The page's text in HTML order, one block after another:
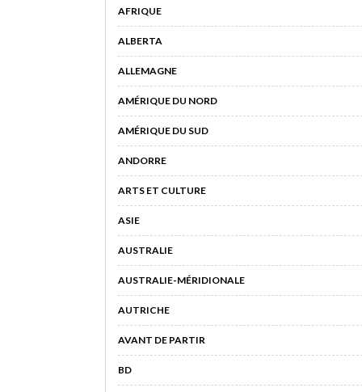
AFRIQUE
ALBERTA
ALLEMAGNE
AMÉRIQUE DU NORD
AMÉRIQUE DU SUD
ANDORRE
ARTS ET CULTURE
ASIE
AUSTRALIE
AUSTRALIE-MÉRIDIONALE
AUTRICHE
AVANT DE PARTIR
BD